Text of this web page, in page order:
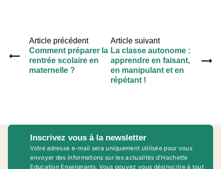
Article précédent
Comment préparer la
rentrée scolaire en
maternelle ?
Article suivant
La classe autonome :
apprendre en faisant,
en manipulant et en
répétant !
Inscrivez vous à la newsletter
Votre adresse e-mail sera uniquement utilisée pour vous
envoyer des informations sur les actualités d'Hachette
Education Enseignants. Vous pouvez vous désinscrire à tout